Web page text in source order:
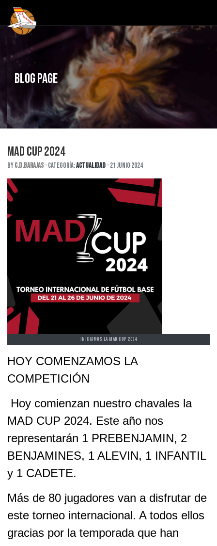
Blog Page
MAD CUP 2024
ByC.D.Barajas Categoría:Actualidad 21 Junio 2024
INICIAMOS LA MAD CUP 2024
HOY COMENZAMOS LA
COMPETICIÓN
Hoy comienzan nuestro chavales la
MAD CUP 2024. Este año nos
representarán 1 PREBENJAMIN, 2
BENJAMINES, 1 ALEVIN, 1 INFANTIL
y 1 CADETE.
Más de 80 jugadores van a disfrutar de
este torneo internacional. A todos ellos
gracias por la temporada que han